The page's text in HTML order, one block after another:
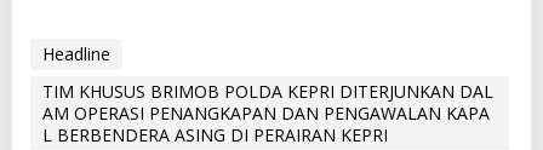
Headline
TIM KHUSUS BRIMOB POLDA KEPRI DITERJUNKAN DAL
AM OPERASI PENANGKAPAN DAN PENGAWALAN KAPA
L BERBENDERA ASING DI PERAIRAN KEPRI